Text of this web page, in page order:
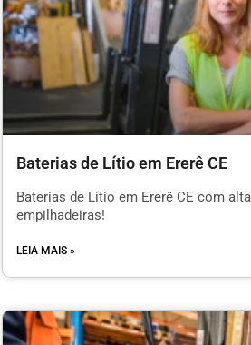
Baterias de Lítio em Ererê CE
Baterias de Lítio em Ererê CE com
empilhadeiras!
LEIA MAIS »